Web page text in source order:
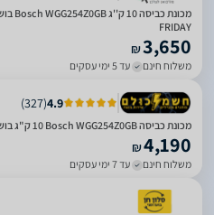
FRIDAY
₪3,650
משלוח חינם עד 5 ימי עסקים
4.9
(
327
)
מכונת כביסה Bosch WGG254Z0GB ‏10 ‏ק"ג בוש
₪4,190
משלוח חינם עד 7 ימי עסקים